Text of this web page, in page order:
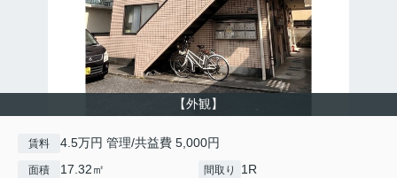
【外観】
賃料 4.5万円 管理/共益費 5,000円
面積 17.32㎡ 間取り 1R